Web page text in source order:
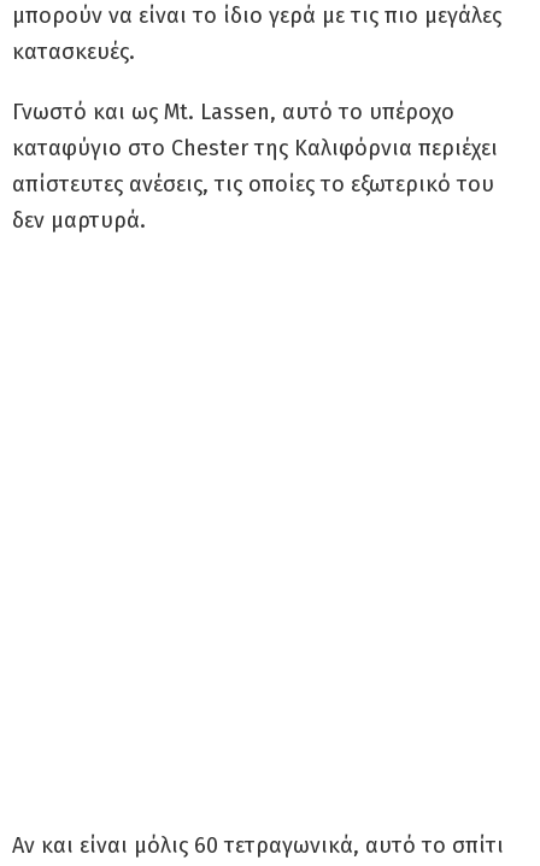
μπορούν να είναι το ίδιο γερά με τις πιο μεγάλες
κατασκευές.
Γνωστό και ως Mt. Lassen, αυτό το υπέροχο
καταφύγιο στο Chester της Καλιφόρνια περιέχει
απίστευτες ανέσεις, τις οποίες το εξωτερικό του
δεν μαρτυρά.
Αν και είναι μόλις 60 τετραγωνικά, αυτό το σπίτι